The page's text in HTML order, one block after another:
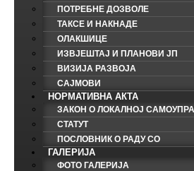
ПОТРЕБНЕ ДОЗВОЛЕ
ТАКСЕ И НАКНАДЕ
ОЛАКШИЦЕ
ИЗВЈЕШТАЈ И ПЛАНОВИ ЈП
ВИЗИЈА РАЗВОЈА
САЈМОВИ
НОРМАТИВНА АКТА
ЗАКОН О ЛОКАЛНОЈ
СТАТУТ
ПОСЛОВНИК О РАДУ СО
ГАЛЕРИЈА
ФОТО ГАЛЕРИЈА